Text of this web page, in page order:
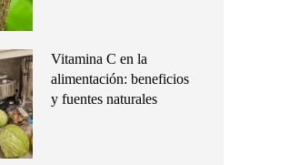
Vitamina C en la
alimentación: beneficios
y fuentes naturales